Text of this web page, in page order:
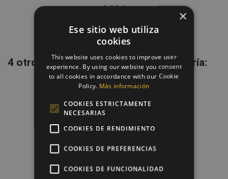
8,00 €
4 otros productos en la misma categoría:
×
Ese sitio web utiliza
cookies
This website uses cookies to improve user
experience. By using our website you consent
to all cookies in accordance with our Cookie
Policy. Más información
COOKIES ESTRICTAMENTE
NECESARIAS
COOKIES DE RENDIMIENTO
COOKIES DE PREFERENCIAS
COOKIES DE FUNCIONALIDAD